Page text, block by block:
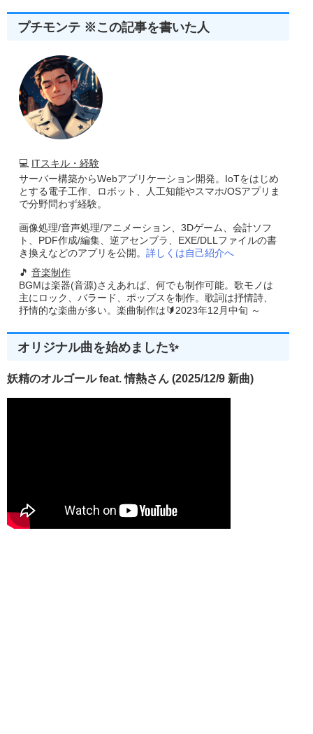
プチモンテ ※この記事を書いた人
💻 ITスキル・経験
サーバー構築からWebアプリケーション開発。IoTをはじめ
とする電子工作、ロボット、人工知能やスマホ/OSアプリま
で分野問わず経験。
画像処理/音声処理/アニメーション、3Dゲーム、会計ソフ
ト、PDF作成/編集、逆アセンブラ、EXE/DLLファイルの書
き換えなどのアプリを公開。 詳しくは自己紹介へ
🎵 音楽制作
BGMは楽器(音源)さえあれば、何でも制作可能。歌モノは
主にロック、バラード、ポップスを制作。歌詞は抒情詩、
抒情的な楽曲が多い。楽曲制作は🔰2023年12月中旬 ～
オリジナル曲を始めました✨
妖精のオルゴール feat. 情熱さん (2025/12/9 新曲)